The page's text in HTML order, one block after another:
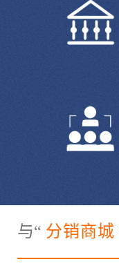
与“ 分销商城